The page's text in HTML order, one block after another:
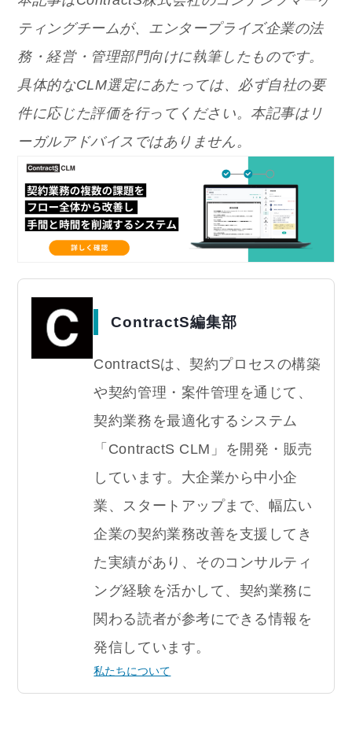
ティングチームが、エンタープライズ企業の法
務・経営・管理部門向けに執筆したものです。
具体的なCLM選定にあたっては、必ず自社の要
件に応じた評価を行ってください。本記事はリ
ーガルアドバイスではありません。
ContractS編集部
ContractSは、契約プロセスの構築
や契約管理・案件管理を通じて、
契約業務を最適化するシステム
「ContractS CLM」を開発・販売
しています。大企業から中小企
業、スタートアップまで、幅広い
企業の契約業務改善を支援してき
た実績があり、そのコンサルティ
ング経験を活かして、契約業務に
関わる読者が参考にできる情報を
発信しています。
私たちについて